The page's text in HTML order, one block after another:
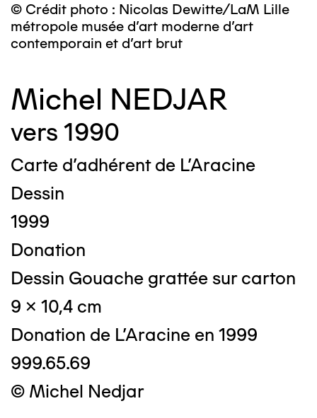
© Crédit photo : Nicolas Dewitte/LaM Lille
métropole musée d’art moderne d’art
contemporain et d’art brut
Michel NEDJAR
vers 1990
Carte d'adhérent de L'Aracine
Dessin
1999
Donation
Dessin Gouache grattée sur carton
9 x 10,4 cm
Donation de L'Aracine en 1999
999.65.69
© Michel Nedjar